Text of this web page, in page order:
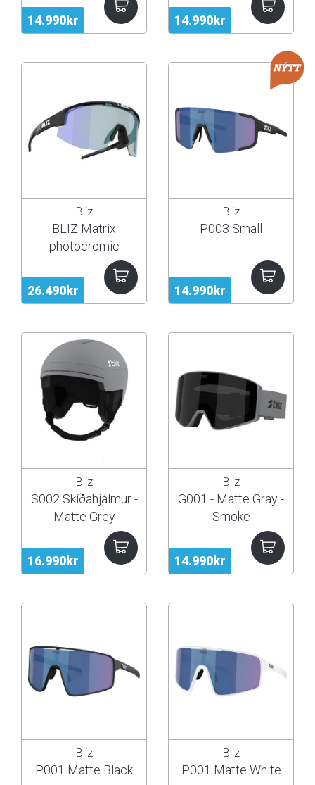
14.990kr 14.990kr
26.490kr
Bliz
BLIZ Matrix
photocromic
14.990kr
Bliz
P003 Small
16.990kr
Bliz
S002 Skíðahjálmur -
Matte Grey
14.990kr
Bliz
G001 - Matte Gray -
Smoke
Bliz
P001 Matte Black
Bliz
P001 Matte White